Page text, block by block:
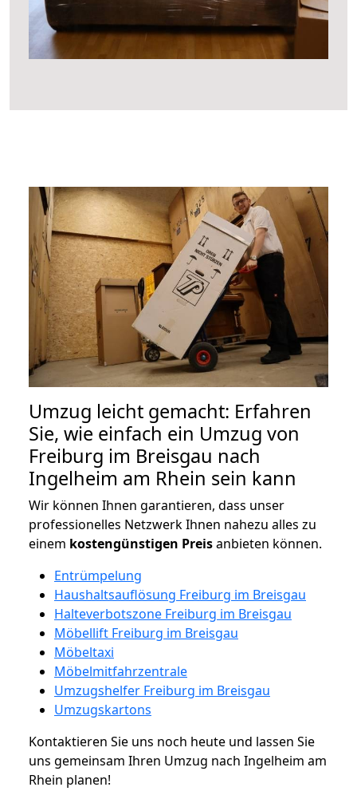
Umzug leicht gemacht: Erfahren
Sie, wie einfach ein Umzug von
Freiburg im Breisgau nach
Ingelheim am Rhein sein kann
Wir können Ihnen garantieren, dass unser
professionelles Netzwerk Ihnen nahezu alles zu
einem kostengünstigen Preisanbieten können.
Entrümpelung
Haushaltsauflösung Freiburg im Breisgau
Halteverbotszone Freiburg im Breisgau
Möbellift Freiburg im Breisgau
Möbeltaxi
Möbelmitfahrzentrale
Umzugshelfer Freiburg im Breisgau
Umzugskartons
Kontaktieren Sie uns noch heute und lassen Sie
uns gemeinsam Ihren Umzug nach Ingelheim am
Rhein planen!